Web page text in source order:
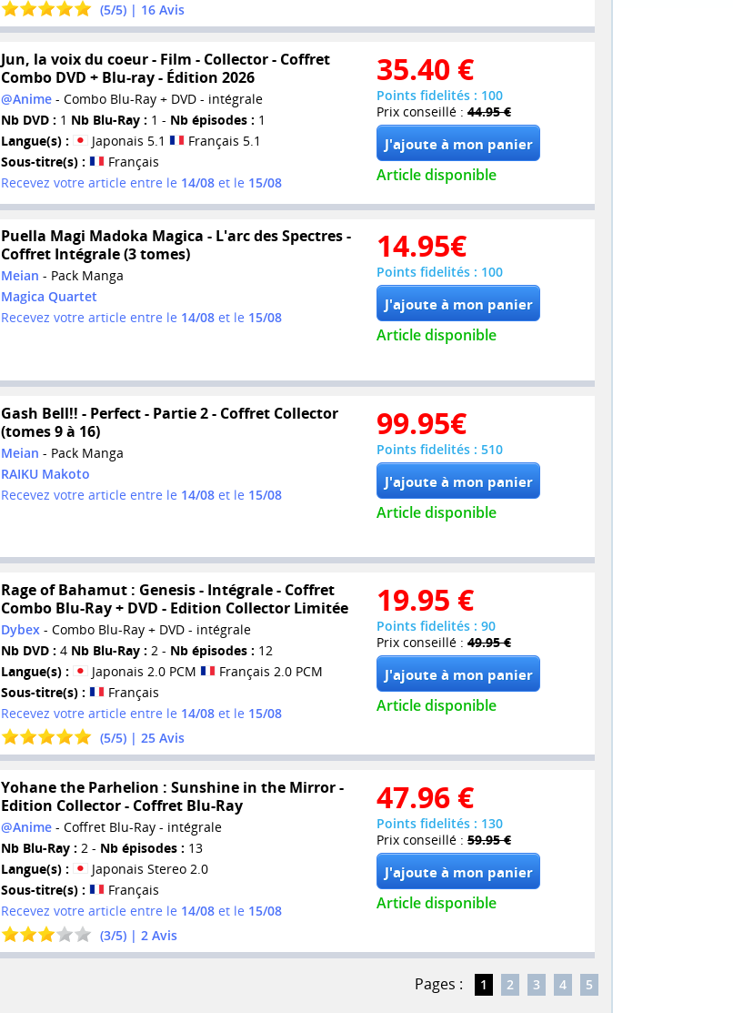
(5/5) | 16Avis
Jun, la voix du coeur - Film - Collector - Coffret
Combo DVD + Blu-ray - Édition 2026
@Anime- Combo Blu-Ray + DVD - intégrale
Nb DVD : 1 Nb Blu-Ray : 1 - Nb épisodes : 1
Langue(s) :
Japonais 5.1
Français 5.1
Sous-titre(s) :
Français
Recevez votre article entre le 14/08et le 15/08
35.40 €
Points fidelités : 100
Prix conseillé : 44.95 €
Article disponible
Puella Magi Madoka Magica - L'arc des Spectres -
Coffret Intégrale (3 tomes)
Meian - Pack Manga
Magica Quartet
Recevez votre article entre le 14/08et le 15/08
14.95€
Points fidelités : 100
Article disponible
Gash Bell!! - Perfect - Partie 2 - Coffret Collector
(tomes 9 à 16)
Meian - Pack Manga
RAIKU Makoto
Recevez votre article entre le 14/08et le 15/08
99.95€
Points fidelités : 510
Article disponible
Rage of Bahamut : Genesis - Intégrale - Coffret
Combo Blu-Ray + DVD - Edition Collector Limitée
Dybex- Combo Blu-Ray + DVD - intégrale
Nb DVD : 4 Nb Blu-Ray : 2 - Nb épisodes : 12
Langue(s) :
Japonais 2.0 PCM
Français 2.0 PCM
Sous-titre(s) :
Français
Recevez votre article entre le 14/08et le 15/08
(5/5) | 25Avis
19.95 €
Points fidelités : 90
Prix conseillé : 49.95 €
Article disponible
Yohane the Parhelion : Sunshine in the Mirror -
Edition Collector - Coffret Blu-Ray
@Anime- Coffret Blu-Ray - intégrale
Nb Blu-Ray : 2 - Nb épisodes : 13
Langue(s) :
Japonais Stereo 2.0
Sous-titre(s) :
Français
Recevez votre article entre le 14/08et le 15/08
(3/5) | 2Avis
47.96 €
Points fidelités : 130
Prix conseillé : 59.95 €
Article disponible
Pages : 1 2 3 4 5